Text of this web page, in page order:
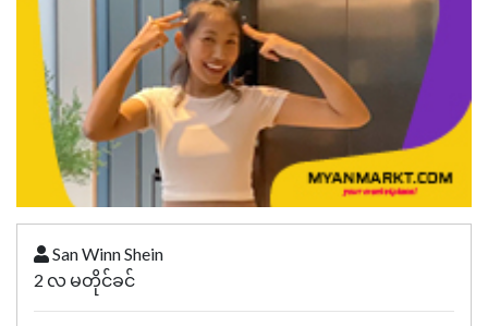
San Winn Shein
2 လ မတိုင်ခင်